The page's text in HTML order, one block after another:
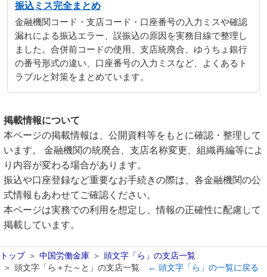
振込ミス完全まとめ
金融機関コード・支店コード・口座番号の入力ミスや確認
漏れによる振込エラー、誤振込の原因を実務目線で整理し
ました。合併前コードの使用、支店統廃合、ゆうちょ銀行
の番号形式の違い、口座番号の入力ミスなど、よくあるト
ラブルと対策をまとめています。
掲載情報について
本ページの掲載情報は、公開資料等をもとに確認・整理して
います。 金融機関の統廃合、支店名称変更、組織再編等によ
り内容が変わる場合があります。
振込や口座登録など重要なお手続きの際は、各金融機関の公
式情報もあわせてご確認ください。
本ページは実務での利用を想定し、情報の正確性に配慮して
掲載しています。
トップ 中国労働金庫
頭文字「ら」の支店一覧
頭文字「ら＋た～と」の支店一覧
← 頭文字「ら」の一覧に戻る